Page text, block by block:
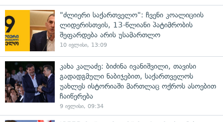
"ძლიერი საქართველო": ჩვენი კოალიციის
ლიდერისთვის, 13-წლიანი პატიმრობის
შეფარდება არის უსამართლო
10 ივლისი, 13:09
კახა კალაძე: ბიძინა ივანიშვილი, თავისი
გადადგმული ნაბიჯებით, საქართველოს
უახლეს ისტორიაში მართლაც ოქროს ასოებით
ჩაიწერება
9 ივლისი, 09:34